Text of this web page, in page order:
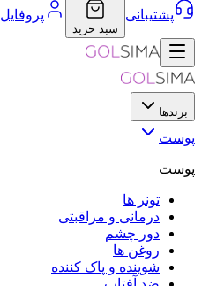
پشتیبانی
سبد خرید
پروفایل
برندها
پوست
پوست
تونر ها
درمانی و مراقبتی
دور چشم
روغن ها
شوینده و پاک کننده